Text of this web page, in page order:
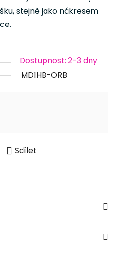
stejně jako nákresem
Dostupnost: 2-3 dny
MD1HB-ORB
Sdílet